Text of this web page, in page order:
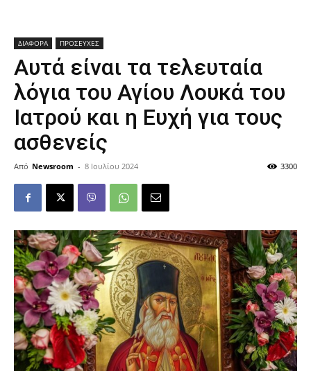
ΔΙΑΦΟΡΑ ΠΡΟΣΕΥΧΕΣ
Αυτά είναι τα τελευταία
λόγια του Αγίου Λουκά του
Ιατρού και η Ευχή για τους
ασθενείς
Από Newsroom - 8 Ιουλίου 2024 3300